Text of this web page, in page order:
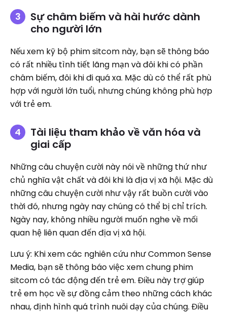
Sự châm biếm và hài hước dành
cho người lớn
Nếu xem kỹ bộ phim sitcom này, bạn sẽ thông báo
có rất nhiều tình tiết lãng mạn và đôi khi có phần
châm biếm, đôi khi đi quá xa. Mặc dù có thể rất phù
hợp với người lớn tuổi, nhưng chúng không phù hợp
với trẻ em.
Tài liệu tham khảo về văn hóa và
giai cấp
Những câu chuyện cười này nói về những thứ như
chủ nghĩa vật chất và đôi khi là địa vị xã hội. Mặc dù
những câu chuyện cười như vậy rất buồn cười vào
thời đó, nhưng ngày nay chúng có thể bị chỉ trích.
Ngày nay, không nhiều người muốn nghe về mối
quan hệ liên quan đến địa vị xã hội.
Lưu ý: Khi xem các nghiên cứu như Common Sense
Media, bạn sẽ thông báo việc xem chung phim
sitcom có ​​tác động đến trẻ em. Điều này trợ giúp
trẻ em học về sự đồng cảm theo những cách khác
nhau, định hình quá trình nuôi dạy của chúng. Điều